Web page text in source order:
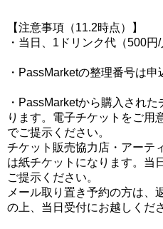
【注意事項（11.2時点）】
・当日、1ドリンク代（500円
・PassMarketの整理番号は申
・PassMarketから購入され
ります。電子チケットをご用
でご提示ください。
チケット販売協力店・アーテ
は紙チケットになります。当
ご提示ください。
メール取り置き予約の方は、
の上、当日受付にお越しくだ